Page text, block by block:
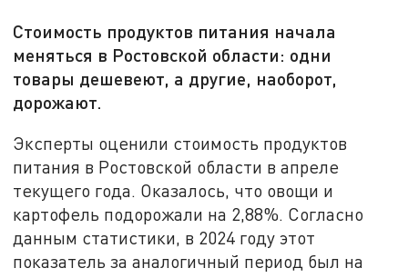
Стоимость продуктов питания начала
меняться в Ростовской области: одни
товары дешевеют, а другие, наоборот,
дорожают.
Эксперты оценили стоимость продуктов
питания в Ростовской области в апреле
текущего года. Оказалось, что овощи и
картофель подорожали на 2,88%. Согласно
данным статистики, в 2024 году этот
показатель за аналогичный период был на